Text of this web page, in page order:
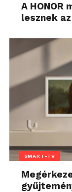
A
lesznek
SMART-TV